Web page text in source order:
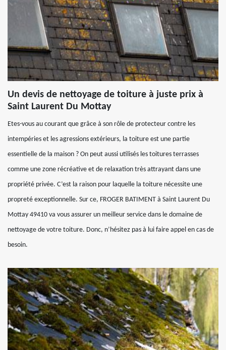
Un devis de nettoyage de toiture à juste prix à
Saint Laurent Du Mottay
Etes-vous au courant que grâce à son rôle de protecteur contre les
intempéries et les agressions extérieurs, la toiture est une partie
essentielle de la maison ? On peut aussi utilisés les toitures terrasses
comme une zone récréative et de relaxation très attrayant dans une
propriété privée. C’est la raison pour laquelle la toiture nécessite une
propreté exceptionnelle. Sur ce, FROGER BATIMENT à Saint Laurent Du
Mottay 49410 va vous assurer un meilleur service dans le domaine de
nettoyage de votre toiture. Donc, n’hésitez pas à lui faire appel en cas de
besoin.